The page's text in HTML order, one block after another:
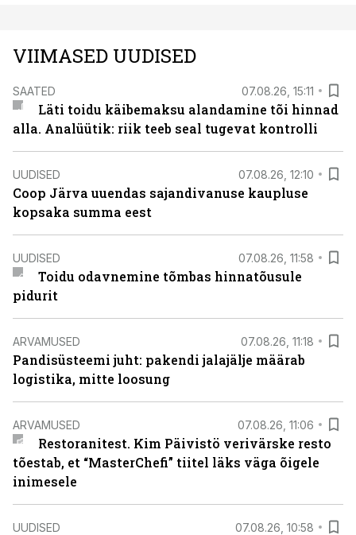
VIIMASED UUDISED
SAATED 07.08.26, 15:11
Läti toidu käibemaksu alandamine tõi hinnad
alla. Analüütik: riik teeb seal tugevat kontrolli
UUDISED 07.08.26, 12:10
Coop Järva uuendas sajandivanuse kaupluse
kopsaka summa eest
UUDISED 07.08.26, 11:58
Toidu odavnemine tõmbas hinnatõusule
pidurit
ARVAMUSED 07.08.26, 11:18
Pandisüsteemi juht: pakendi jalajälje määrab
logistika, mitte loosung
ARVAMUSED 07.08.26, 11:06
Restoranitest. Kim Päivistö verivärske resto
tõestab, et “MasterChefi” tiitel läks väga õigele
inimesele
UUDISED 07.08.26, 10:58